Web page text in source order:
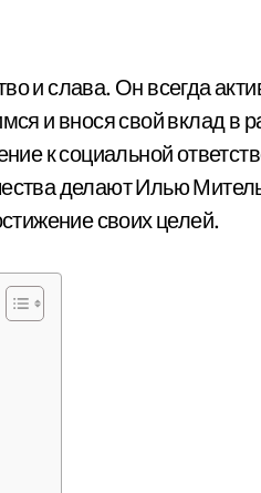
и слава. Он всегда
и внося свой вклад в
к социальной
делают Илью
своих целей.